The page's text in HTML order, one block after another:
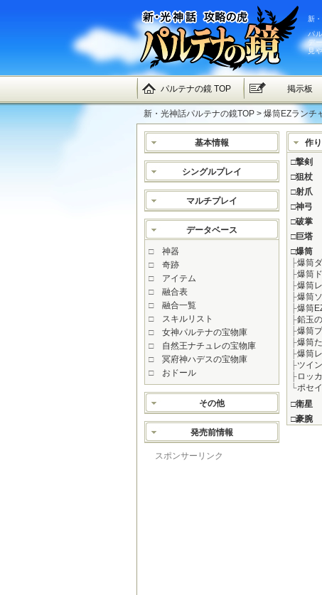
新
パ
デ
見
新・光神話パルテナの鏡TOP > 爆筒EZランチ
基本情報
シングルプレイ
マルチプレイ
データベース
□ 神器
□ 奇跡
□ アイテム
□ 融合表
□ 融合一覧
□ スキルリスト
□ 女神パルテナの宝物庫
□ 自然王ナチュレの宝物庫
□ 冥府神ハデスの宝物庫
□ おドール
その他
発売前情報
スポンサーリンク
作
□撃剣
□狙杖
□射爪
□神弓
□破掌
□巨塔
□爆筒
├爆筒
├爆筒
├爆筒
├爆筒
├爆筒
├鉛玉
├爆筒
├爆筒
├爆筒
├ツイ
├ロッ
└ポセ
□衛星
□豪腕
パルテナの鏡 TOP 掲示板